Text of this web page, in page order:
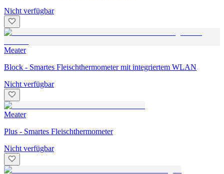
Nicht verfügbar
Meater
Block - Smartes Fleischthermometer mit integriertem WLAN
Nicht verfügbar
Meater
Plus - Smartes Fleischthermometer
Nicht verfügbar